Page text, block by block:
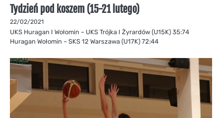
Tydzień pod koszem (15-21 lutego)
22/02/2021
UKS Huragan I Wołomin – UKS Trójka I Żyrardów (U15K) 35:74
Huragan Wołomin – SKS 12 Warszawa (U17K) 72:44